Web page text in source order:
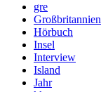
gre
Großbritannien
Hörbuch
Insel
Interview
Island
Jahr